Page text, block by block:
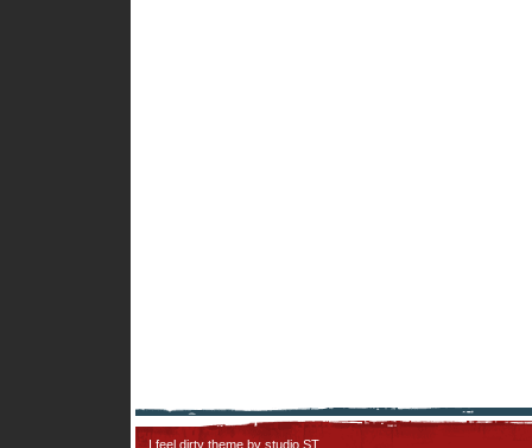
I feel dirty theme by studio ST